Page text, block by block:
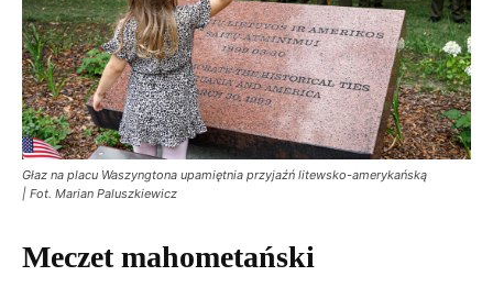
Głaz na placu Waszyngtona upamiętnia przyjaźń litewsko-amerykańską
| Fot. Marian Paluszkiewicz
Meczet mahometański